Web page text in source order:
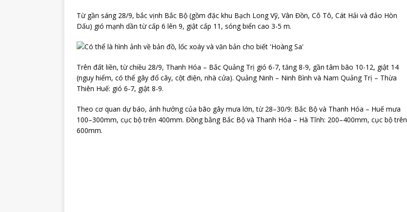
Từ gần sáng 28/9, bắc vịnh Bắc Bộ (gồm đặc khu Bạch Long Vỹ, Vân Đồn, Cô Tô, Cát Hải và đảo Hòn
Dấu) gió mạnh dần từ cấp 6 lên 9, giật cấp 11, sóng biển cao 3-5 m.
Trên đất liền, từ chiều 28/9, Thanh Hóa – Bắc Quảng Trị gió 6-7, tăng 8-9, gần tâm bão 10-12, giật 14
(nguy hiểm, có thể gây đổ cây, cột điện, nhà cửa). Quảng Ninh – Ninh Bình và Nam Quảng Trị – Thừa
Thiên Huế: gió 6-7, giật 8-9.
Theo cơ quan dự báo, ảnh hưởng của bão gây mưa lớn, từ 28–30/9: Bắc Bộ và Thanh Hóa – Huế mưa
100–300mm, cục bộ trên 400mm. Đồng bằng Bắc Bộ và Thanh Hóa – Hà Tĩnh: 200–400mm, cục bộ trên
600mm.